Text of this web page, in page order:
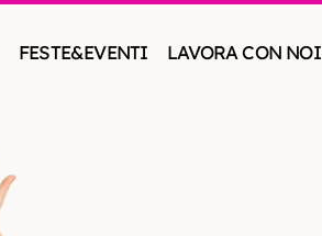
FESTE&EVENTI LAVORA CON NOI